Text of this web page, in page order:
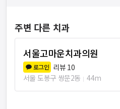
주변 다른 치과
서울고마운치과의원
로그인 리뷰 10
서울 도봉구 쌍문2동
44m